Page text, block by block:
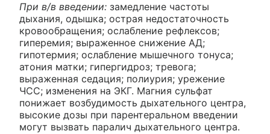
При в/в введении: замедление частоты
дыхания, одышка; острая недостаточность
кровообращения; ослабление рефлексов;
гиперемия; выраженное снижение АД;
гипотермия; ослабление мышечного тонуса;
атония матки; гипергидроз; тревога;
выраженная седация; полиурия; урежение
ЧСС; изменения на ЭКГ. Магния сульфат
понижает возбудимость дыхательного центра,
высокие дозы при парентеральном введении
могут вызвать паралич дыхательного центра.